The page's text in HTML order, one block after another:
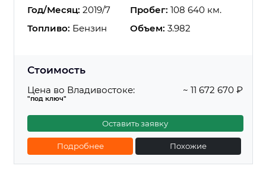
Год/Месяц: 2019/7 Пробег: 108 640 км.
Топливо: Бензин Объем: 3.982
Стоимость
Цена во Владивостоке:
"под ключ"
~ 11 672 670 ₽
Оставить заявку
Подробнее Похожие